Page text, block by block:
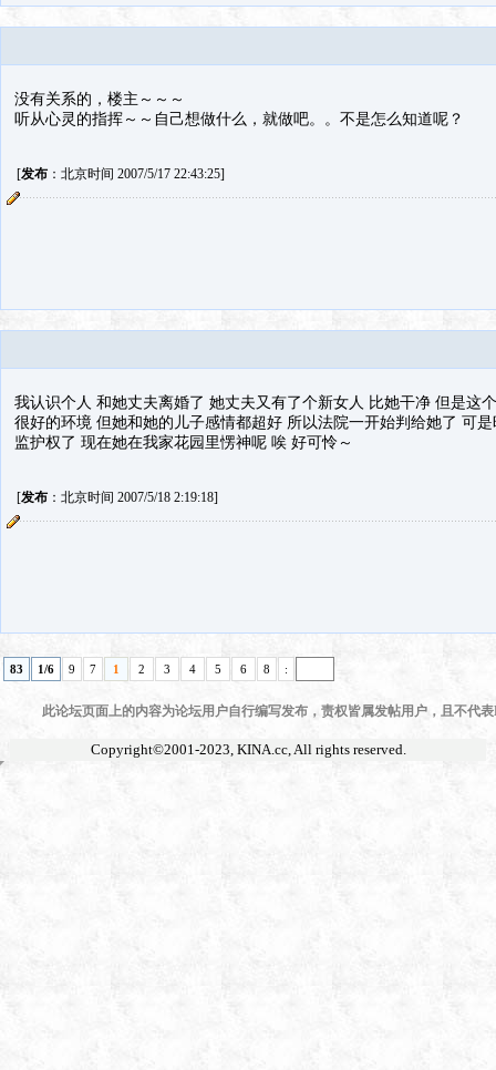
没有关系的，楼主～～～
听从心灵的指挥～～自己想做什么，就做吧。。不是怎么知道呢？
[发布：北京时间 2007/5/17 22:43:25]
我认识个人 和她丈夫离婚了 她丈夫又有了个新女人 比她干净 但是这
很好的环境 但她和她的儿子感情都超好 所以法院一开始判给她了 可
监护权了 现在她在我家花园里愣神呢 唉 好可怜～
[发布：北京时间 2007/5/18 2:19:18]
83 1/6 9 7 1 2 3 4 5 6 8 :
此论坛页面上的内容为论坛用户自行编写发布，责权皆属发帖用户，且不代
Copyright©2001-2023, KINA.cc, All rights reserved.